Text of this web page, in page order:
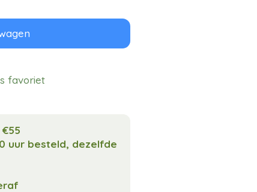
favoriet
uur besteld, dezelfde